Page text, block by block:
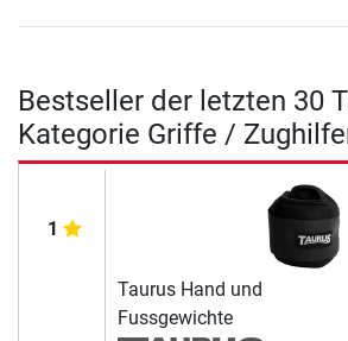
Bestseller der letzten 30
Kategorie Griffe /
1
Taurus Hand und
Fussgewichte